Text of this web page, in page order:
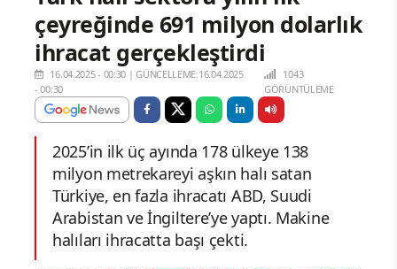
çeyreğinde 691 milyon dolarlık
ihracat gerçekleştirdi
16.04.2025 - 00:30 |GÜNCELLEME:16.04.2025
- 00:30
1043
GÖRÜNTÜLEME
2025’in ilk üç ayında 178 ülkeye 138
milyon metrekareyi aşkın halı satan
Türkiye, en fazla ihracatı ABD, Suudi
Arabistan ve İngiltere’ye yaptı. Makine
halıları ihracatta başı çekti.